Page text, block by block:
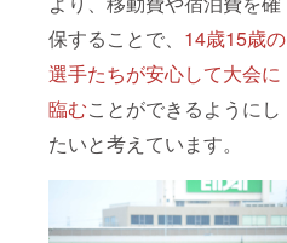
保することで、 14歳15歳の
選手たちが安心して大会に
臨むことができるようにし
たいと考えています。